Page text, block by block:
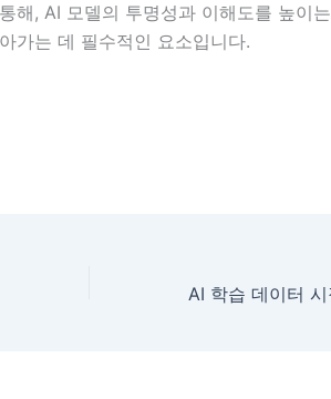
해, AI 모델의 투명성과 이해도를 높이
가는 데 필수적인 요소입니다.